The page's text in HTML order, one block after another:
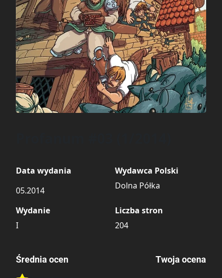
Data wydania
05.2014
Wydawca Polski
Dolna Półka
Wydanie
I
Liczba stron
204
Średnia ocen Twoja ocena